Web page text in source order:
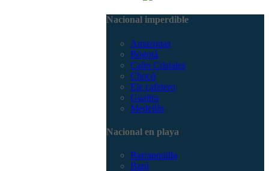
Nacional imperdible
Amazonas
Bogotá
Caño Cristales
Chocó
Eje cafetero
Guajira
Medellín
Nacional en playa
Barranquilla
Barú